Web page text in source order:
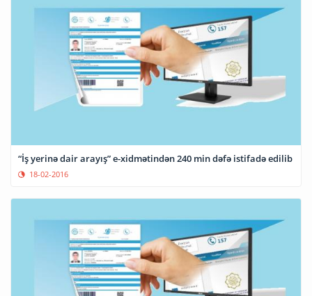
“İş yerinə dair arayış” e-xidmətindən 240 min dəfə istifadə edilib
18-02-2016